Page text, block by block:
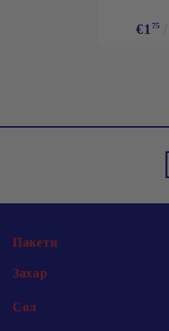
€1 75
Пакети
Захар
Сол